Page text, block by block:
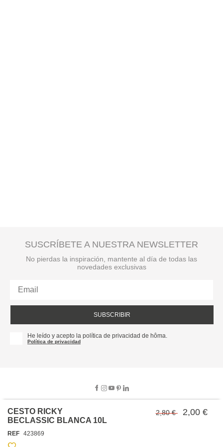
CESTO RICKY
BECLASSIC BLANCA 10L
2,80 € 2,00 €
REF 423869
SUSCRÍBETE A NUESTRA NEWSLETTER
No pierdas la inspiración, mantente al día de todas las
novedades exclusivas
SUBSCRIBIR
He leído y acepto la política de privacidad de hôma.
Política de privacidad
SOBRE NOSOTROS